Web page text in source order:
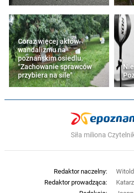
Coraz więcej aktów
wandalizmu na
poznańskim osiedlu.
"Zachowanie sprawców
przybiera na sile"
Siła miliona
Redaktor naczelny:
Redaktor prowadząca: